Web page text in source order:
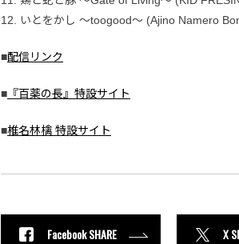
12. いとをかし ～toogood～ (Ajino Namero
■配信リンク
■ 『百薬の長』特設サイト
■椎名林檎 特設サイト
Facebook SHARE X